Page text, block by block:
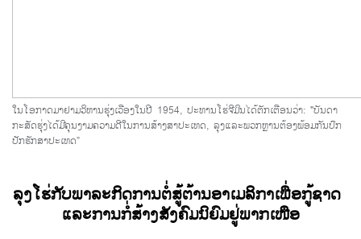
ໃນ​ໂອກາດມາຢາມ​ວິຫານ​ຮຸ່ງ​ເວື​ອງ​ໃນປີ 1954, ປະທານ​ໂຮ່ຈີ​ມິນ​ໄດ້​ຕັກ​ເຕືອນວ່າ: "ບັນດາ​
ກະສັດ​ຮຸ່ງ​ໄດ້ມີ​ຄຸນງາມຄວາມດີ​ໃນ​ການ​ສ້າງສາ​ປະ​ເທດ, ລຸງ​ແລະ​ພວກ​ຫຼານ​ຕ້ອງ​ພ້ອມ​ກັນ​ປົກ​
ປັກ​ຮັກສາ​ປະ​ເທດ”
ລຸງ​ໂຮ່ກັບ​ພາ​ລະ​ກິດ​ການ​ຕໍ່ສູ້​ຕ້ານ​ອາ​ເມ​ລິ​ກາ​ເພື່ອ​ກູ້​ຊາດ ​
ແລະການກໍ່ສ້າງ​ສັງຄົມ​ນິຍົມ​ຢູ່​ພາກ​ເໜືອ